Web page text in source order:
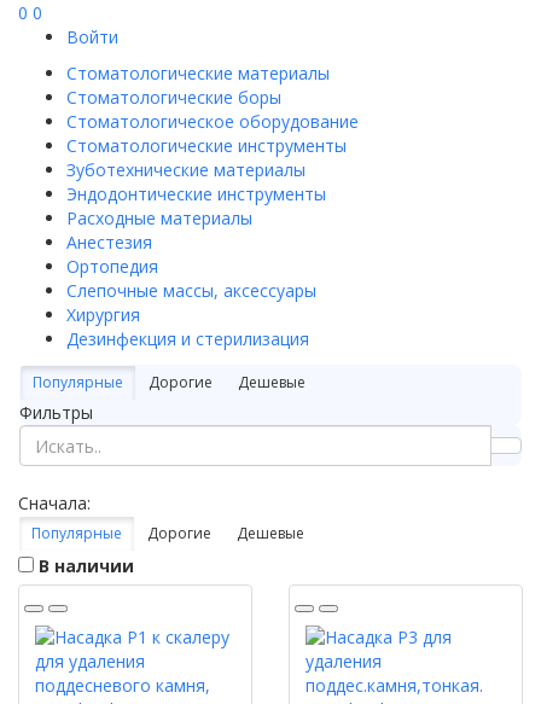
0 0
Войти
Стоматологические материалы
Стоматологические боры
Стоматологическое оборудование
Стоматологические инструменты
Зуботехнические материалы
Эндодонтические инструменты
Расходные материалы
Анестезия
Ортопедия
Слепочные массы, аксессуары
Хирургия
Дезинфекция и стерилизация
Популярные Дорогие Дешевые
Фильтры
Сначала:
Популярные Дорогие Дешевые
В наличии